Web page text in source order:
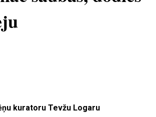
kuratoru Tevžu Logaru